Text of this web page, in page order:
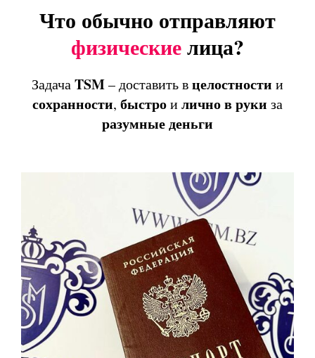
Что обычно отправляют
физическиелица?
ЗадачаTSM– доставить вцелостности и
сохранности, быстроиличновруки за
разумныеденьги